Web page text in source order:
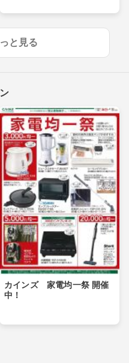
と見る
カインズ 家電均一祭 開催
中！